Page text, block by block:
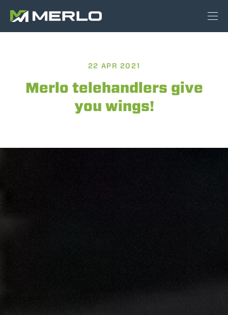
22 APR 2021
Merlo telehandlers give
you wings!